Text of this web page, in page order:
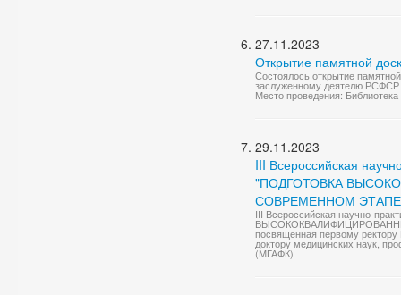
27.11.2023
Открытие памятной
Состоялось открытие
заслуженному деятелю РСФСР
Место проведения:
29.11.2023
III Всероссийская
"ПОДГОТОВКА
СОВРЕМЕННОМ
III Всероссийская научно-
посвященная первому
доктору медицинских наук,
(МГАФК)